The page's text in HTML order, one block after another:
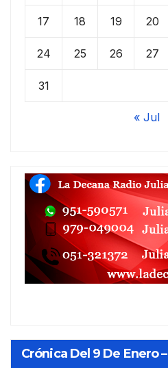
17 18 19 20
24 25 26 27
31
« Jul
Crónica Del 9 De Enero